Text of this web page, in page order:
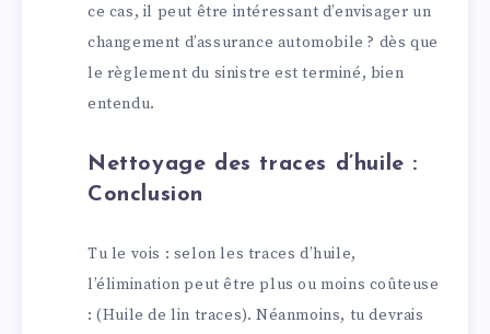
ce cas, il peut être intéressant d’envisager un
changement d’assurance automobile ? dès que
le règlement du sinistre est terminé, bien
entendu.
Nettoyage des traces d’huile :
Conclusion
Tu le vois : selon les traces d’huile,
l’élimination peut être plus ou moins coûteuse
: (Huile de lin traces). Néanmoins, tu devrais